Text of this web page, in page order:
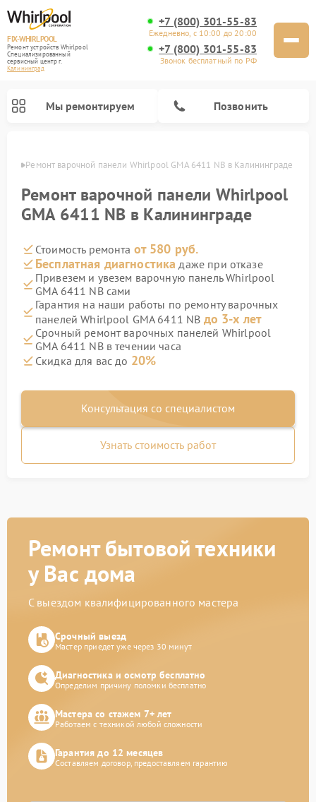
FIX-WHIRLPOOL
Ремонт устройств Whirlpool
Специализированный
cервисный центр г.
Калининград
+7 (800) 301-55-83
Ежедневно, с 10:00 до 20:00
+7 (800) 301-55-83
Звонок бесплатный по РФ
Мы ремонтируем Позвонить
Ремонт варочной панели Whirlpool GMA 6411 NB в Калининграде
Ремонт варочной панели Whirlpool
GMA 6411 NB в Калининграде
Стоимость ремонта от 580 руб.
Бесплатная диагностика даже при отказе
Привезем и увезем варочную панель Whirlpool
GMA 6411 NB сами
Гарантия на наши работы по ремонту варочных
панелей Whirlpool GMA 6411 NB до 3-х лет
Срочный ремонт варочных панелей Whirlpool
GMA 6411 NB в течении часа
Скидка для вас до 20%
Консультация со специалистом
Узнать стоимость работ
Ремонт бытовой техники
у Вас дома
С выездом квалифицированного мастера
Срочный выезд
Мастер приедет уже через 30 минут
Диагностика и осмотр бесплатно
Определим причину поломки бесплатно
Мастера со стажем 7+ лет
Работаем с техникой любой сложности
Гарантия до 12 месяцев
Составляем договор, предоставляем гарантию